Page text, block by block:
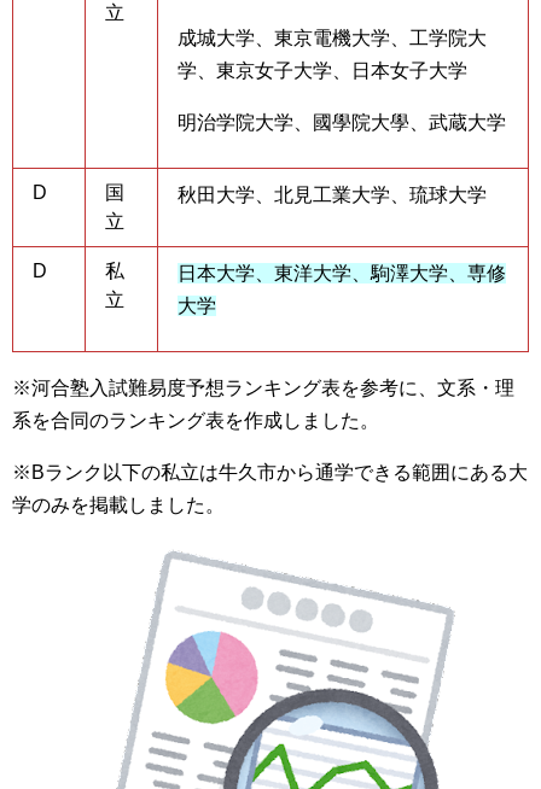
立
成城大学、東京電機大学、工学院大
学、東京女子大学、日本女子大学
明治学院大学、國學院大學、武蔵大学
D
国
立
秋田大学、北見工業大学、琉球大学
D
私
立
日本大学、東洋大学、駒澤大学、専修
大学
※河合塾入試難易度予想ランキング表を参考に、文系・理
系を合同のランキング表を作成しました。
※Bランク以下の私立は牛久市から通学できる範囲にある大
学のみを掲載しました。